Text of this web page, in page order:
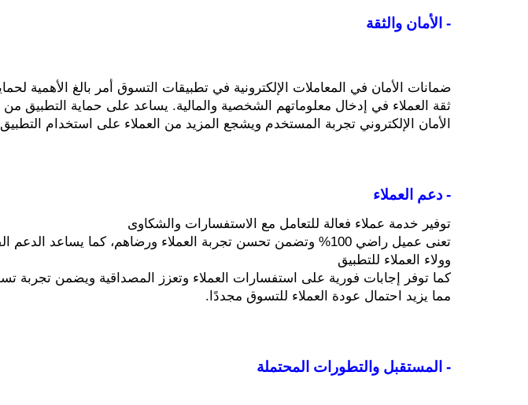
- الأمان والثقة
الأمان الإلكتروني تجربة المستخدم ويشجع المزيد من العملاء على استخدام
- دعم العملاء
توفير خدمة عملاء فعالة للتعامل مع الاستفسارات والشكاوى
وولاء العملاء للتطبيق
كما توفر إجابات فورية على استفسارات العملاء وتعزز المصداقية ويضمن تجربة
مما يزيد احتمال عودة العملاء للتسوق مجددًا.
- المستقبل والتطورات المحتملة